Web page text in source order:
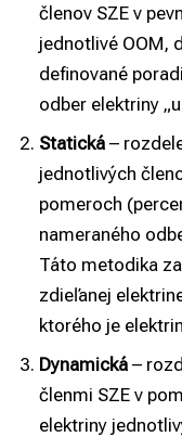
členov SZE v
jednotlivé OOM,
definované
odber elektriny
Statická –
jednotlivých
pomeroch
nameraného
Táto metodika
zdieľanej
ktorého je
Dynamická –
členmi SZE v
elektriny